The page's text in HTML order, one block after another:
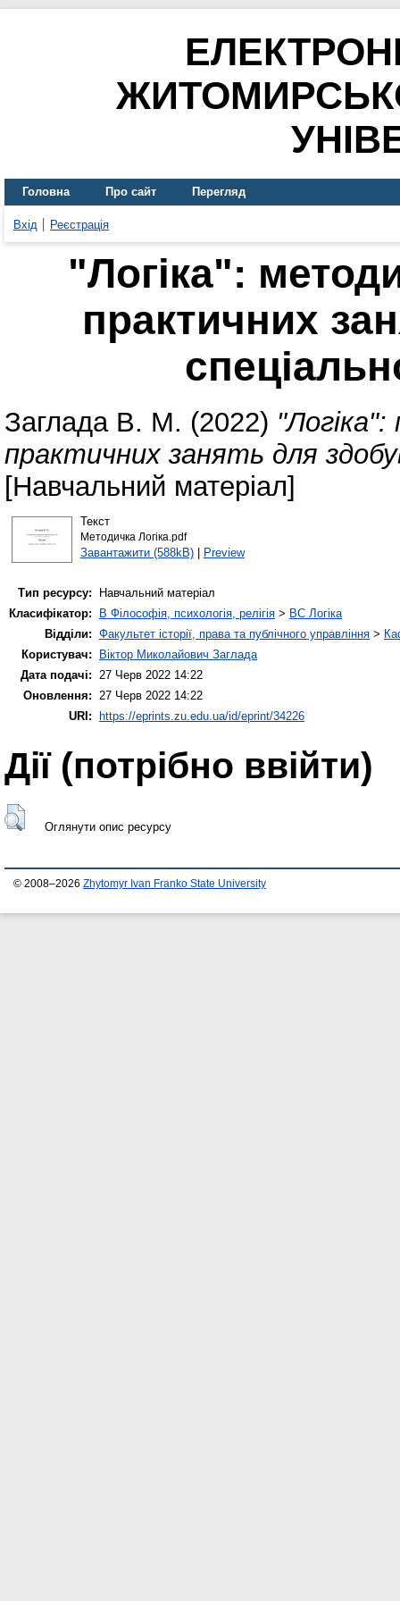
Головна Про сайт Перегляд
Вхід Реєстрація
"Логіка":
практичних
Заглада В. М. (2022) "Логіка":
практичних занять для
[Навчальний матеріал]
Текст
Методичка Логіка.pdf
Завантажити (588kB)| Preview
Тип ресурсу:
Навчальний матеріал
Класифікатор:
B Філософія, психологія, релігія > BC Логіка
Відділи: Факультет історії, права та публічного управління >
Користувач:
Віктор Миколайович Заглада
Дата подачі: 27 Черв 2022 14:22
Оновлення: 27 Черв 2022 14:22
URI:
https://eprints.zu.edu.ua/id/eprint/34226
Дії ​​(потрібно ввійти)
Оглянути опис ресурсу
© 2008–2026 Zhytomyr Ivan Franko State University